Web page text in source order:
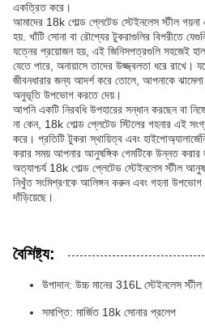
একত্রিত করে।
আমাদের 18k গোল্ড প্লেটেড স্টেইনলেস স্টীল গয়না
হয়. খাঁটি সোনা বা রৌপ্যের টুকরাগুলির বিপরীতে
যত্নের প্রয়োজন হয়, এই জিনিসপত্রগুলি সহজেই
যেতে পারে, অনায়াসে তাদের উজ্জ্বলতা ধরে রাখে।
জীবনধারার জন্য আদর্শ করে তোলে, আপনাকে ঝামেলা
অনুভূতি উপভোগ করতে দেয়।
আপনি একটি নিরবধি উপহারের সন্ধান করছেন বা
না কেন, 18k গোল্ড প্লেটেড স্টিলের গহনার এই
করে। প্রতিটি টুকরা স্থায়িত্ব এবং
করার সময় আপনার আনুষঙ্গিক গেমটিকে উন্নত
অত্যাশ্চর্য 18k গোল্ড প্লেটেড স্টেইনলেস স্টীল
নিখুঁত সংমিশ্রণকে আলিঙ্গন করুন এবং গহনা উপভোগ
দাঁড়িয়েছে।
বৈশিষ্ট্য:
উপাদান: উচ্চ মানের 316L স্টেইনলেস স্টীল
সমাপ্তি: মার্জিত 18k সোনার প্রলেপ